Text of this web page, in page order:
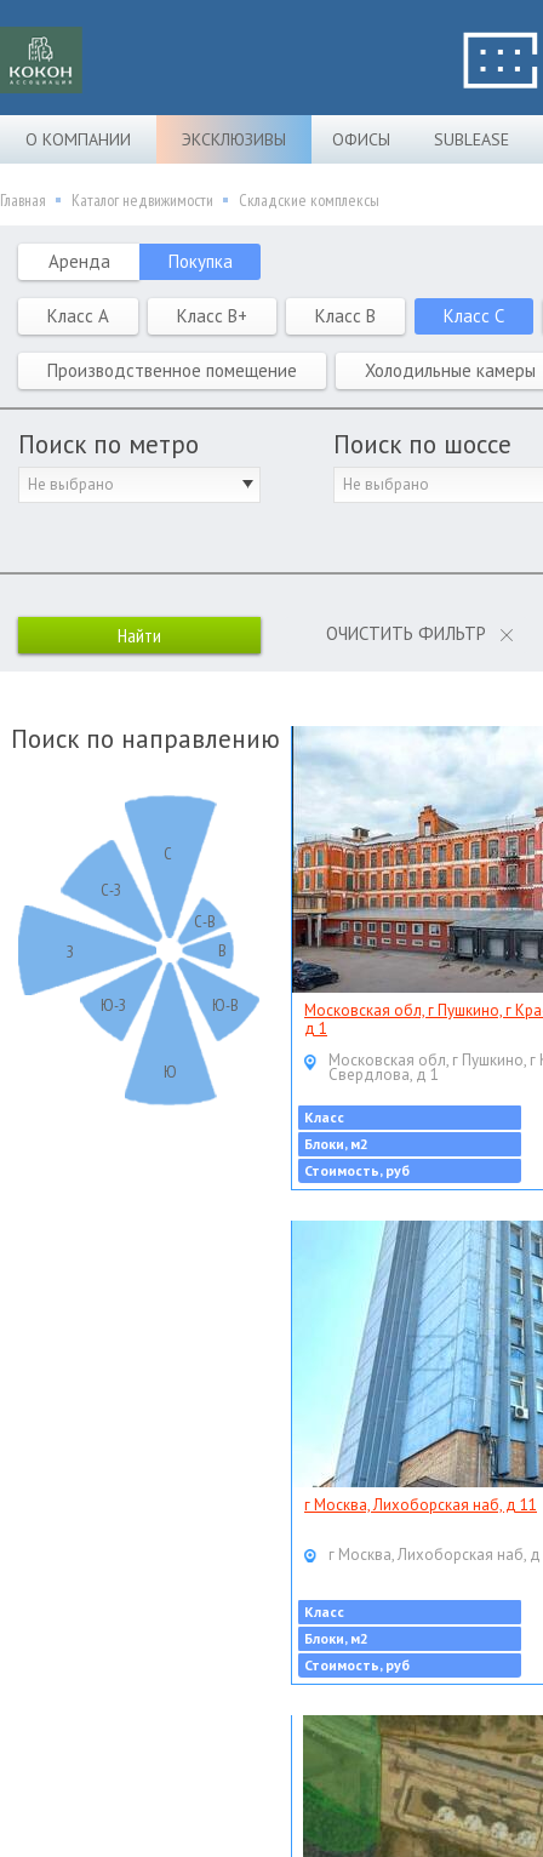
О КОМПАНИИ ЭКСКЛЮЗИВЫ ОФИСЫ SUBLEASE
Главная Каталог недвижимости Складские комплексы
Аренда Покупка
Класс A Класс B+ Класс B Класс C
Производственное помещение Холодильные камеры
Поиск по метро
Не выбрано
Поиск по шоссе
Не выбрано
ОЧИСТИТЬ ФИЛЬТР
Поиск по направлению
С
С-В
В
Ю-В
Ю
Ю-З
З
С-З
Московская обл, г Пушкино, г
д 1
Московская обл, г Пушкино, г
Свердлова, д 1
Класс
Блоки, м2
Стоимость, руб
г Москва, Лихоборская наб, д 11
г Москва, Лихоборская наб,
Класс
Блоки, м2
Стоимость, руб